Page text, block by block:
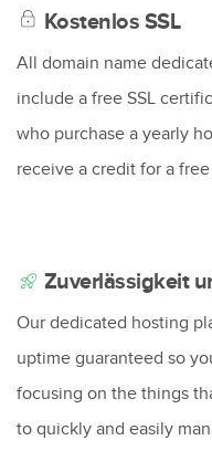
Kostenlos SSL
All domain name
include a free SSL
who purchase a yearly
receive a credit for a
Zuverlässigkeit
Our dedicated hosting
uptime guaranteed so
focusing on the things
to quickly and easily